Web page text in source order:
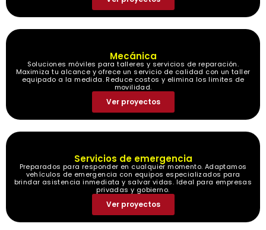
Mecánica
Soluciones móviles para talleres y servicios de reparación.
Maximiza tu alcance y ofrece un servicio de calidad con un taller
equipado a la medida. Reduce costos y elimina los limites de
movilidad.
Ver proyectos
Servicios de emergencia
Preparados para responder en cualquier momento. Adaptamos
vehículos de emergencia con equipos especializados para
brindar asistencia inmediata y salvar vidas. Ideal para empresas
privadas y gobierno.
Ver proyectos